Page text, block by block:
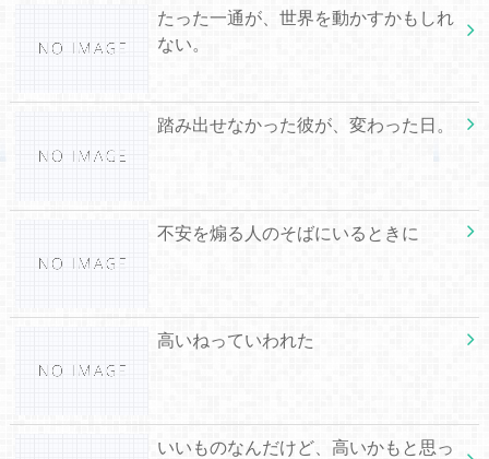
たった一通が、世界を動かすかもしれ
ない。
踏み出せなかった彼が、変わった日。
不安を煽る人のそばにいるときに
高いねっていわれた
いいものなんだけど、高いかもと思っ